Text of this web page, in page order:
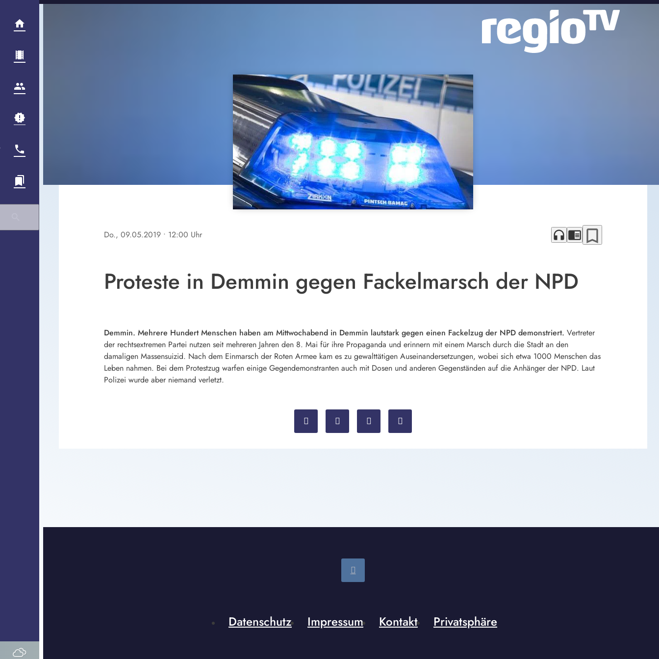
Do., 09.05.2019 • 12:00 Uhr headphones chrome_reader_mode bookmark_border
Proteste in Demmin gegen Fackelmarsch der NPD
Demmin. Mehrere Hundert Menschen haben am Mittwochabend in Demmin lautstark gegen einen Fackelzug der NPD demonstriert. Vertreter
der rechtsextremen Partei nutzen seit mehreren Jahren den 8. Mai für ihre Propaganda und erinnern mit einem Marsch durch die Stadt an den
damaligen Massensuizid. Nach dem Einmarsch der Roten Armee kam es zu gewalttätigen Auseinandersetzungen, wobei sich etwa 1000 Menschen das
Leben nahmen. Bei dem Protestzug warfen einige Gegendemonstranten auch mit Dosen und anderen Gegenständen auf die Anhänger der NPD. Laut
Polizei wurde aber niemand verletzt.
Datenschutz Impressum Kontakt Privatsphäre